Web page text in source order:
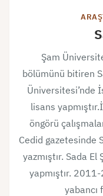
Şam
bölümünü bitiren
Üniversitesi’nde
lisans
öngörü
Cedid gazetesinde
yazmıştır. Sada
yapmıştır.